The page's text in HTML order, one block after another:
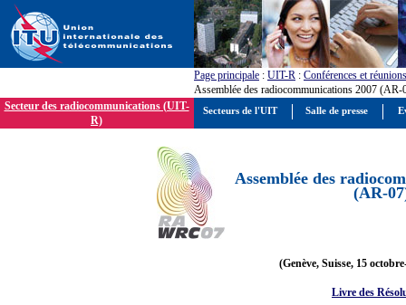
Page principale : UIT-R : Conférences et réunions
Assemblée des radiocommunications 2007 (AR-
Secteur des radiocommunications (UIT-
R)
Assemblée des
(AR-
(Genève, Suisse, 15
Livre des
Secteurs de l'UIT Salle de presse